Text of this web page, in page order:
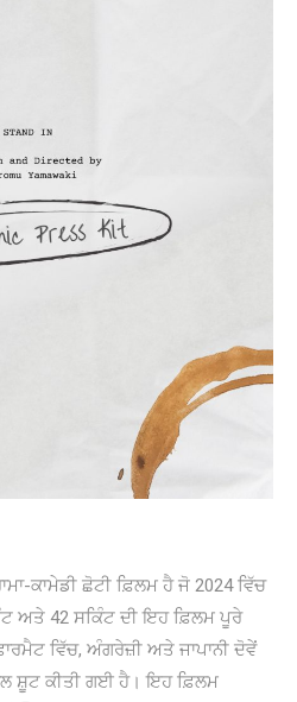
ਕਾਮੇਡੀ ਛੋਟੀ ਫ਼ਿਲਮ ਹੈ ਜੋ 2024 ਵਿੱਚ
ਅਤੇ 42 ਸਕਿੰਟ ਦੀ ਇਹ ਫ਼ਿਲਮ ਪੂਰੇ
ਵਿੱਚ, ਅੰਗਰੇਜ਼ੀ ਅਤੇ ਜਾਪਾਨੀ ਦੋਵੇਂ
ਸ਼ੂਟ ਕੀਤੀ ਗਈ ਹੈ। ਇਹ ਫ਼ਿਲਮ